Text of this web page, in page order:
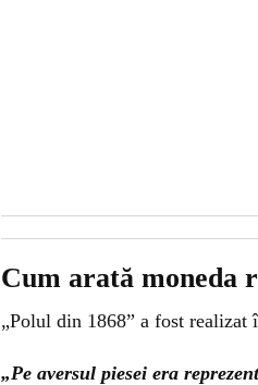
Cum arată moneda
„Polul din 1868” a fost realizat
„Pe aversul piesei era